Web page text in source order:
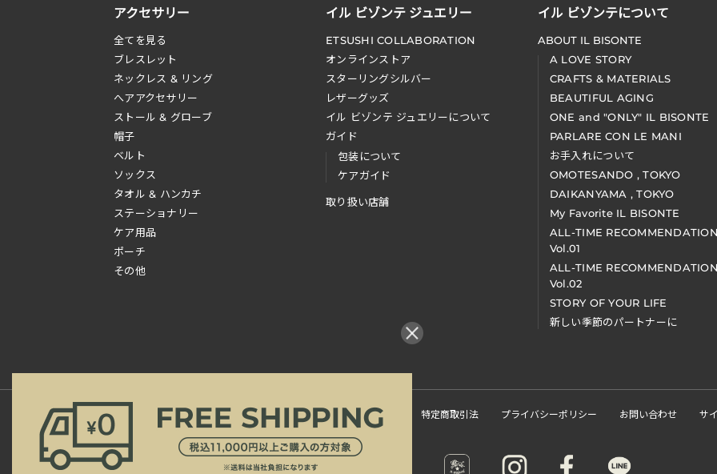
アクセサリー
全てを見る
ブレスレット
ネックレス & リング
へアアクセサリー
ストール & グローブ
帽子
ベルト
ソックス
タオル & ハンカチ
ステーショナリー
ケア用品
ポーチ
その他
イル ビゾンテ ジュエリー
ETSUSHI COLLABORATION
オンラインストア
スターリングシルバー
レザーグッズ
イル ビゾンテ ジュエリーについて
ガイド
包装について
ケアガイド
取り扱い店舗
イル ビゾンテについて
ABOUT IL BISONTE
A LOVE STORY
CRAFTS & MATERIALS
BEAUTIFUL AGING
ONE and "ONLY" IL BISONTE
PARLARE CON LE MANI
お手入れについて
OMOTESANDO , TOKYO
DAIKANYAMA , TOKYO
My Favorite IL BISONTE
ALL-TIME
Vol.01
ALL-TIME
Vol.02
STORY OF YOUR LIFE
新しい季節のパートナーに
新規会員登録 ご利用規約 ご利用ガイド よくある質問 特定商取引法 プライバシーポリシー お問い合わせ サ